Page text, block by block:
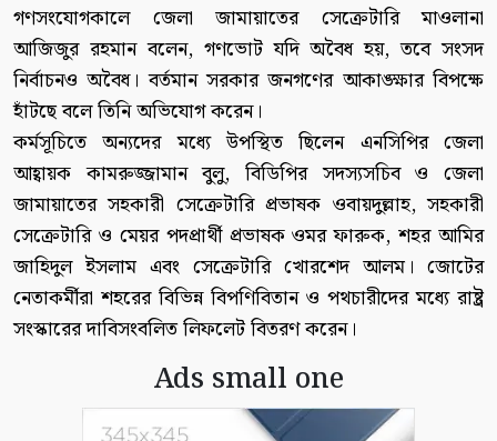
গণসংযোগকালে জেলা জামায়াতের সেক্রেটারি মাওলানা
আজিজুর রহমান বলেন, গণভোট যদি অবৈধ হয়, তবে সংসদ
নির্বাচনও অবৈধ। বর্তমান সরকার জনগণের আকাঙ্ক্ষার বিপক্ষে
হাঁটছে বলে তিনি অভিযোগ করেন।
কর্মসূচিতে অন্যদের মধ্যে উপস্থিত ছিলেন এনসিপির জেলা
আহ্বায়ক কামরুজ্জামান বুলু, বিডিপির সদস্যসচিব ও জেলা
জামায়াতের সহকারী সেক্রেটারি প্রভাষক ওবায়দুল্লাহ, সহকারী
সেক্রেটারি ও মেয়র পদপ্রার্থী প্রভাষক ওমর ফারুক, শহর আমির
জাহিদুল ইসলাম এবং সেক্রেটারি খোরশেদ আলম। জোটের
নেতাকর্মীরা শহরের বিভিন্ন বিপণিবিতান ও পথচারীদের মধ্যে রাষ্ট্র
সংস্কারের দাবিসংবলিত লিফলেট বিতরণ করেন।
Ads small one